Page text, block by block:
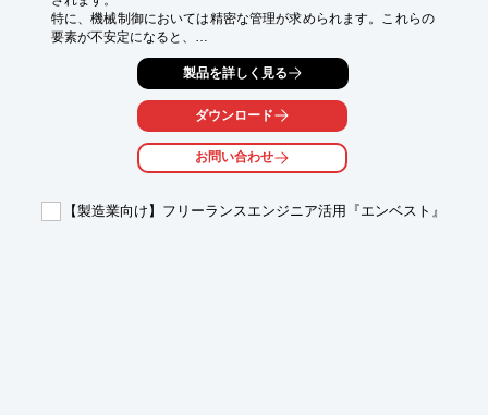
特に、機械制御においては精密な管理が求められます。これらの
要素が不安定になると、
製品のばらつきや不良品の発生につながる可能性があります。
当社の制御盤は、お客様の製造プロセスに合わせた最適な制御を
実現し、品質の安定化に貢献します。
【活用シーン】
・自動化ラインにおける各工程の連携制御
・生産効率の向上
製品を詳しく見る
ダウンロード
お問い合わせ
【製造業向け】フリーランスエンジニア活用『エンベスト』